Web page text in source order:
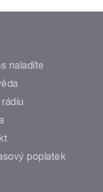
naladíte
poplatek